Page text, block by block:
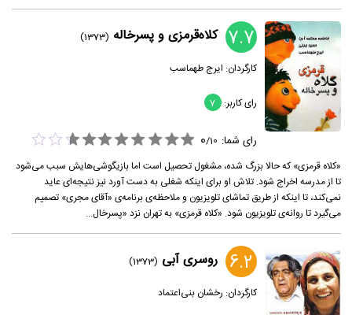
7.7 کلاه‌قرمزی و پسرخاله (1373)
کارگردان: ایرج طهماسب
رای کاربر: 7
رای شما: 0/10
«کلاه قرمزی» که حالا بزرگ شده، مشغول تحصیل است اما بازیگوشی‌هایش سبب می‌شود
تا از مدرسه اخراج شود. تلاش او برای اینکه شغلی به دست آورد نیز نتیجه‌ای عاید
نمی‌کند، تا اینکه از طریق تماشای تلویزیون و ملاحظه‌ی برنامه‌ی «آقای مجری» تصمیم
می‌گیرد تا روانه‌ی تلویزیون شود. «کلاه قرمزی» به تهران نزد «پسرخال...
6.2 روسری آبی (1373)
کارگردان: رخشان بنی‌اعتماد